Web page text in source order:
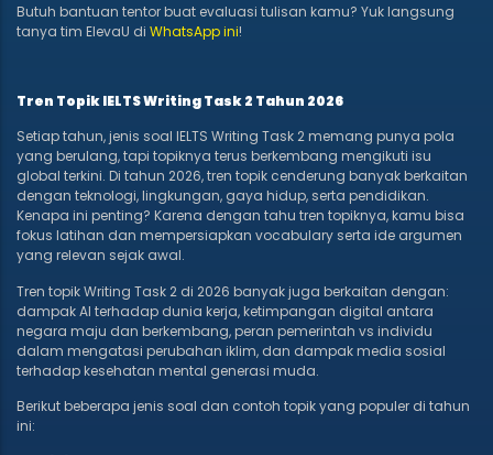
Butuh bantuan tentor buat evaluasi tulisan kamu? Yuk langsung
tanya tim ElevaU di WhatsApp ini!
Tren Topik IELTS Writing Task 2 Tahun 2026
Setiap tahun, jenis soal IELTS Writing Task 2 memang punya pola
yang berulang, tapi topiknya terus berkembang mengikuti isu
global terkini. Di tahun 2026, tren topik cenderung banyak berkaitan
dengan teknologi, lingkungan, gaya hidup, serta pendidikan.
Kenapa ini penting? Karena dengan tahu tren topiknya, kamu bisa
fokus latihan dan mempersiapkan vocabulary serta ide argumen
yang relevan sejak awal.
Tren topik Writing Task 2 di 2026 banyak juga berkaitan dengan:
dampak AI terhadap dunia kerja, ketimpangan digital antara
negara maju dan berkembang, peran pemerintah vs individu
dalam mengatasi perubahan iklim, dan dampak media sosial
terhadap kesehatan mental generasi muda.
Berikut beberapa jenis soal dan contoh topik yang populer di tahun
ini: